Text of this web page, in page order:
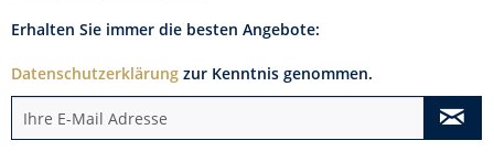
Erhalten Sie immer die besten Angebote:
Datenschutzerklärung zur Kenntnis genommen.